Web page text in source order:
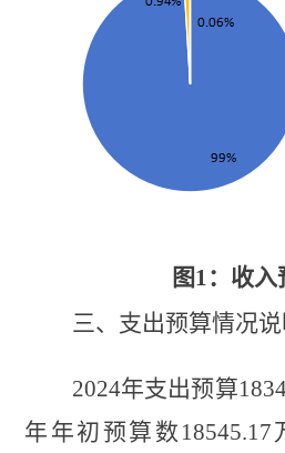
图1：收入
三、 支出预算情况说
2024年支出预算
年年初预算数 18545.17